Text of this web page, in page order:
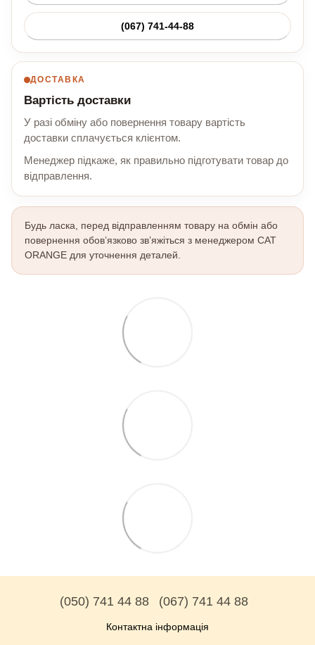
(067) 741-44-88
ДОСТАВКА
Вартість доставки
У разі обміну або повернення товару вартість
доставки сплачується клієнтом.
Менеджер підкаже, як правильно підготувати товар до
відправлення.
Будь ласка, перед відправленням товару на обмін або
повернення обов’язково зв’яжіться з менеджером CAT
ORANGE для уточнення деталей.
(050) 741 44 88 (067) 741 44 88
Контактна інформація